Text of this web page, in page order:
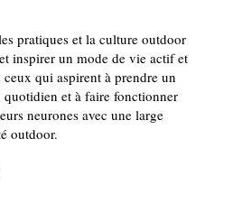
pratiques et la culture outdoor
inspirer un mode de vie actif et
ceux qui aspirent à prendre un
quotidien et à faire fonctionner
neurones avec une large
outdoor.